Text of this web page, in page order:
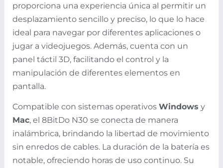
proporciona una experiencia única al permitir un
desplazamiento sencillo y preciso, lo que lo hace
ideal para navegar por diferentes aplicaciones o
jugar a videojuegos. Además, cuenta con un
panel táctil 3D, facilitando el control y la
manipulación de diferentes elementos en
pantalla.
Compatible con sistemas operativos Windows y
Mac, el 8BitDo N30 se conecta de manera
inalámbrica, brindando la libertad de movimiento
sin enredos de cables. La duración de la batería es
notable, ofreciendo horas de uso continuo. Su